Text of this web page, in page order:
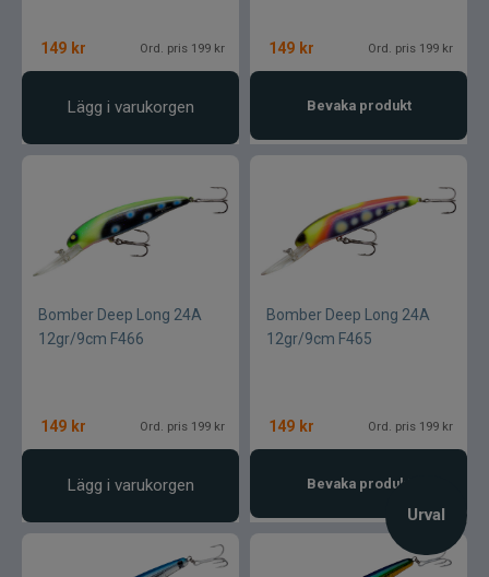
Urval
149 kr Ord. pris 199 kr
Lägg i varukorgen
149 kr Ord. pris 199 kr
Bevaka produkt
Bomber Deep Long 24A
12gr/9cm F466
149 kr Ord. pris 199 kr
Lägg i varukorgen
Bomber Deep Long 24A
12gr/9cm F465
149 kr Ord. pris 199 kr
Bevaka produkt